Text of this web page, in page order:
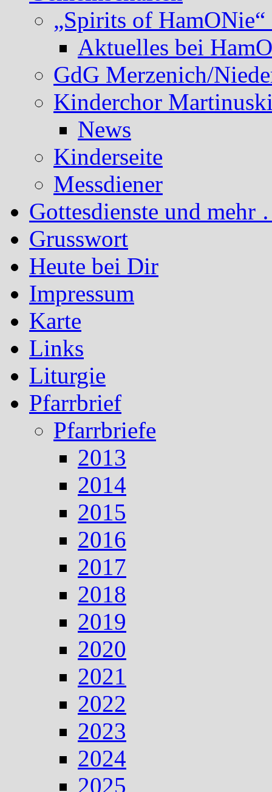
„Spirits of HamONie“
Aktuelles bei
GdG Merzenich/
Kinderchor
News
Kinderseite
Messdiener
Gottesdienste und mehr
Grusswort
Heute bei Dir
Impressum
Karte
Links
Liturgie
Pfarrbrief
Pfarrbriefe
2013
2014
2015
2016
2017
2018
2019
2020
2021
2022
2023
2024
2025